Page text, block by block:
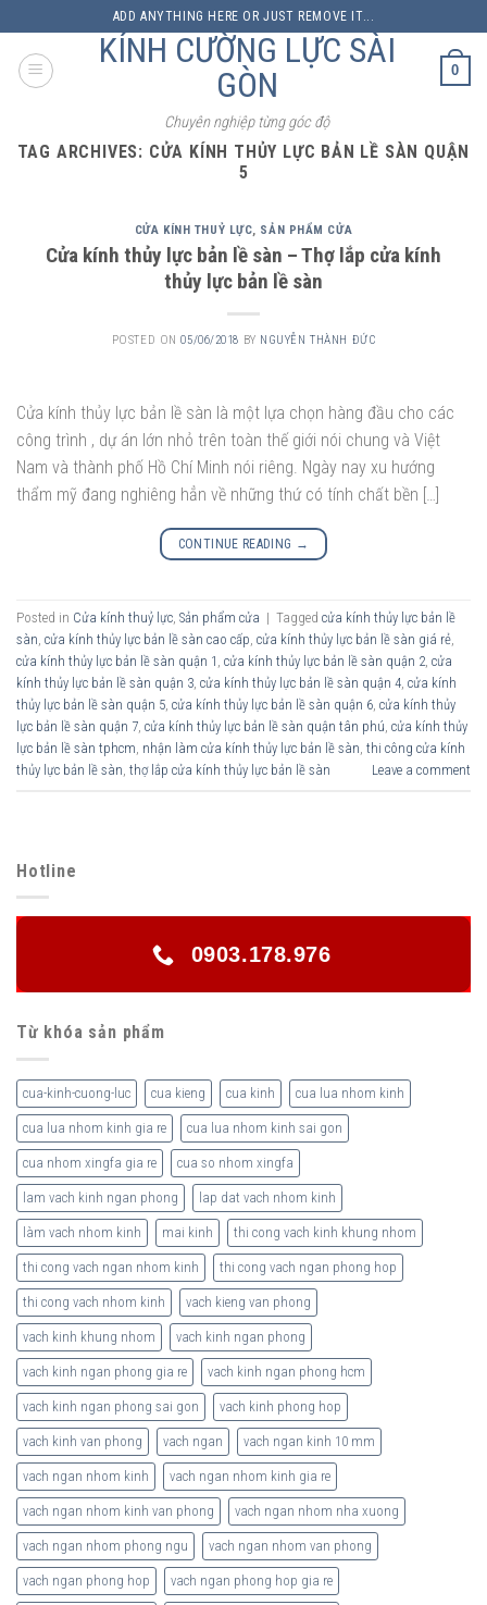
to
content
ADD ANYTHING HERE OR JUST REMOVE IT...
KÍNH CƯỜNG LỰC SÀI
GÒN
Chuyên nghiệp từng góc độ
0
TAG ARCHIVES: CỬA KÍNH THỦY LỰC BẢN LỀ SÀN QUẬN
5
CỬA KÍNH THUỶ LỰC, SẢN PHẨM CỬA
Cửa kính thủy lực bản lề sàn – Thợ lắp cửa kính
thủy lực bản lề sàn
POSTED ON05/06/2018 BY NGUYỄN THÀNH ĐỨC
Cửa kính thủy lực bản lề sàn là một lựa chọn hàng đầu cho các
công trình , dự án lớn nhỏ trên toàn thế giới nói chung và Việt
Nam và thành phố Hồ Chí Minh nói riêng. Ngày nay xu hướng
thẩm mỹ đang nghiêng hẳn về những thứ có tính chất bền […]
CONTINUE READING →
Posted in Cửa kính thuỷ lực Sản phẩm cửa | Tagged cửa kính thủy lực bản lề
sàn cửa kính thủy lực bản lề sàn cao cấp cửa kính thủy lực bản lề sàn giá rẻ
cửa kính thủy lực bản lề sàn quận 1 cửa kính thủy lực bản lề sàn quận 2 cửa
kính thủy lực bản lề sàn quận 3 cửa kính thủy lực bản lề sàn quận 4 cửa kính
thủy lực bản lề sàn quận 5 cửa kính thủy lực bản lề sàn quận 6 cửa kính thủy
lực bản lề sàn quận 7 cửa kính thủy lực bản lề sàn quận tân phú cửa kính thủy
lực bản lề sàn tphcm nhận làm cửa kính thủy lực bản lề sàn thi công cửa kính
thủy lực bản lề sàn thợ lắp cửa kính thủy lực bản lề sàn Leave a comment
Hotline
0903.178.976
Từ khóa sản phẩm
cua-kinh-cuong-luc cua kieng cua kinh cua lua nhom kinh
cua lua nhom kinh gia re cua lua nhom kinh sai gon
cua nhom xingfa gia re cua so nhom xingfa
lam vach kinh ngan phong lap dat vach nhom kinh
làm vach nhom kinh mai kinh thi cong vach kinh khung nhom
thi cong vach ngan nhom kinh thi cong vach ngan phong hop
thi cong vach nhom kinh vach kieng van phong
vach kinh khung nhom vach kinh ngan phong
vach kinh ngan phong gia re vach kinh ngan phong hcm
vach kinh ngan phong sai gon vach kinh phong hop
vach kinh van phong vach ngan vach ngan kinh 10 mm
vach ngan nhom kinh vach ngan nhom kinh gia re
vach ngan nhom kinh van phong vach ngan nhom nha xuong
vach ngan nhom phong ngu vach ngan nhom van phong
vach ngan phong hop vach ngan phong hop gia re